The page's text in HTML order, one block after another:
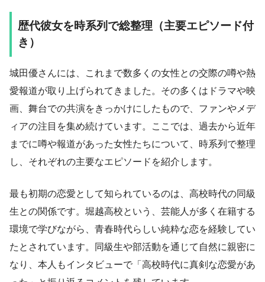
歴代彼女を時系列で総整理（主要エピソード付
き）
城田優さんには、これまで数多くの女性との交際の噂や熱
愛報道が取り上げられてきました。その多くはドラマや映
画、舞台での共演をきっかけにしたもので、ファンやメデ
ィアの注目を集め続けています。ここでは、過去から近年
までに噂や報道があった女性たちについて、時系列で整理
し、それぞれの主要なエピソードを紹介します。
最も初期の恋愛として知られているのは、高校時代の同級
生との関係です。堀越高校という、芸能人が多く在籍する
環境で学びながら、青春時代らしい純粋な恋を経験してい
たとされています。同級生や部活動を通じて自然に親密に
なり、本人もインタビューで「高校時代に真剣な恋愛があ